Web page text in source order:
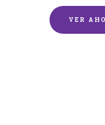
VER